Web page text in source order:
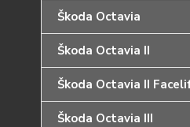
Škoda Octavia
Škoda Octavia II
Škoda Octavia II
Škoda Octavia III